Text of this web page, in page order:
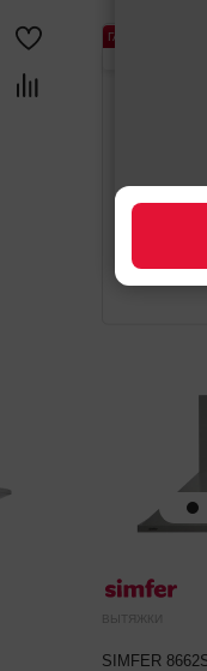
ГАРАНТИЯ
ВЫТЯЖКИ
SIMFER